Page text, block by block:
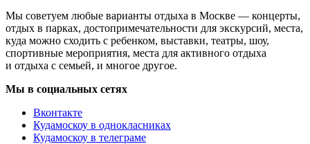
Мы советуем любые варианты отдыха в Москве — концерты,
отдых в парках, достопримечательности для экскурсий, места,
куда можно сходить с ребенком, выставки, театры, шоу,
спортивные мероприятия, места для активного отдыха
и отдыха с семьей, и многое другое.
Мы в социальных сетях
Вконтакте
Кудамоскоу в однокласниках
Кудамоскоу в телеграме